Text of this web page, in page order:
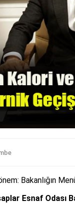
Bakanlığın
Esnaf Odası